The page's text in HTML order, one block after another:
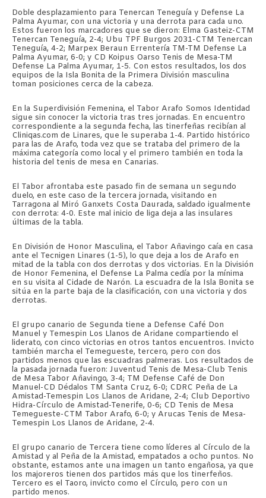
Doble desplazamiento para Tenercan Teneguía y Defense La
Palma Ayumar, con una victoria y una derrota para cada uno.
Estos fueron los marcadores que se dieron: Elma Gasteiz-CTM
Tenercan Teneguía, 2-4; Ubu TPF Burgos 2031-CTM Tenercan
Teneguía, 4-2; Marpex Beraun Errentería TM-TM Defense La
Palma Ayumar, 6-0; y CD Koipus Oarso Tenis de Mesa-TM
Defense La Palma Ayumar, 1-5. Con estos resultados, los dos
equipos de la Isla Bonita de la Primera División masculina
toman posiciones cerca de la cabeza.
En la Superdivisión Femenina, el Tabor Arafo Somos Identidad
sigue sin conocer la victoria tras tres jornadas. En encuentro
correspondiente a la segunda fecha, las tinerfeñas recibían al
Cliniqas.com de Linares, que le superaba 1-4. Partido histórico
para las de Arafo, toda vez que se trataba del primero de la
máxima categoría como local y el primero también en toda la
historia del tenis de mesa en Canarias.
El Tabor afrontaba este pasado fin de semana un segundo
duelo, en este caso de la tercera jornada, visitando en
Tarragona al Miró Ganxets Costa Daurada, saldado igualmente
con derrota: 4-0. Este mal inicio de liga deja a las insulares
últimas de la tabla.
En División de Honor Masculina, el Tabor Añavingo caía en casa
ante el Tecnigen Linares (1-5), lo que deja a los de Arafo en
mitad de la tabla con dos derrotas y dos victorias. En la División
de Honor Femenina, el Defense La Palma cedía por la mínima
en su visita al Cidade de Narón. La escuadra de la Isla Bonita se
sitúa en la parte baja de la clasificación, con una victoria y dos
derrotas.
El grupo canario de Segunda tiene a Defense Café Don
Manuel y Temespin Los Llanos de Aridane compartiendo el
liderato, con cinco victorias en otros tantos encuentros. Invicto
también marcha el Temegueste, tercero, pero con dos
partidos menos que las escuadras palmeras. Los resultados de
la pasada jornada fueron: Juventud Tenis de Mesa-Club Tenis
de Mesa Tabor Añavingo, 3-4; TM Defense Café de Don
Manuel-CD Dédalos TM Santa Cruz, 6-0; CDRC Peña de La
Amistad-Temespin Los Llanos de Aridane, 2-4; Club Deportivo
Hidra-Círculo de Amistad-Tenerife, 0-6; CD Tenis de Mesa
Temegueste-CTM Tabor Arafo, 6-0; y Arucas Tenis de Mesa-
Temespin Los Llanos de Aridane, 2-4.
El grupo canario de Tercera tiene como líderes al Círculo de la
Amistad y al Peña de la Amistad, empatados a ocho puntos. No
obstante, estamos ante una imagen un tanto engañosa, ya que
los majoreros tienen dos partidos más que los tinerfeños.
Tercero es el Taoro, invicto como el Círculo, pero con un
partido menos.